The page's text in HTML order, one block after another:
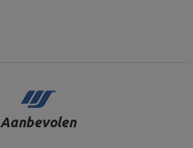
Aanbevolen